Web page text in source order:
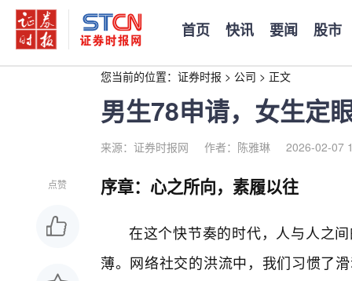
首页 快讯 要闻 股市
您当前的位置： 证券时报 > 公司 > 正文
男生78申请，女生定
来源：证券时报网 作者：陈雅琳 2026-02-07
点赞 序章：心之所向，素履以往
在这个快节奏的时代，人与人之
薄。网络社交的洪流中，我们习惯了